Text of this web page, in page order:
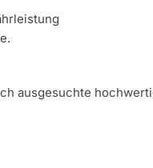
ausgesuchte